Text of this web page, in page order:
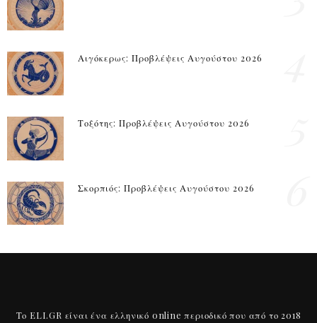
Αιγόκερως: Προβλέψεις Αυγούστου 2026
Τοξότης: Προβλέψεις Αυγούστου 2026
Σκορπιός: Προβλέψεις Αυγούστου 2026
Το ELI.GR είναι ένα ελληνικό online περιοδικό που από το 2018